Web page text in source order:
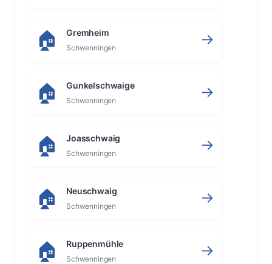
🏠 Gremheim
Schwenningen →
🏠 Gunkelschwaige
Schwenningen →
🏠 Joasschwaig
Schwenningen →
🏠 Neuschwaig
Schwenningen →
🏠 Ruppenmühle
Schwenningen →